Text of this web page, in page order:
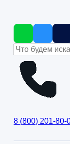
8 (800) 201-80-